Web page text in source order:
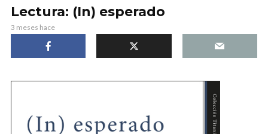
Lectura: (In) esperado
3 meses hace